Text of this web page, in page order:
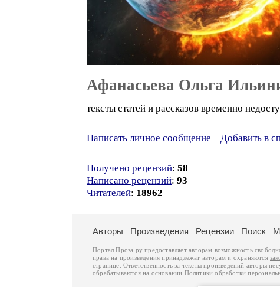
Афанасьева Ольга
тексты статей и рассказов временно
Написать личное сообщение Добавить в
Получено рецензий: 58
Написано рецензий: 93
Читателей: 18962
Авторы Произведения Рецензии Поиск
Портал Проза.ру предоставляет авторам возможность
права на произведения принадлежат авторам и охраняются
странице. Ответственность за тексты произведений авторы
обрабатываются на основании Политики обработки